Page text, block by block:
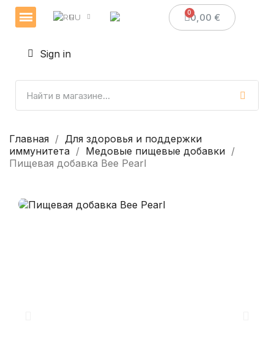
RU 0,00 €
Sign in
Главная
Для здоровья и поддержки
иммунитета
Mедовые пищевые добавки
Пищевая добавка Bee Pearl